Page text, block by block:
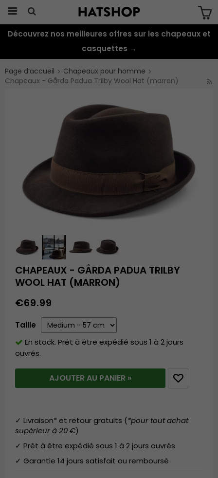
Découvrez nos meilleures offres sur les chapeaux et
casquettes →
Page d’accueil
Chapeaux pour homme
Chapeaux - Gårda Padua Trilby Wool Hat (marron)
CHAPEAUX - GÅRDA PADUA TRILBY
WOOL HAT (MARRON)
€69.99
Taille
En stock. Prêt à être expédié sous 1 à 2 jours
ouvrés.
AJOUTER AU PANIER »
✓ Livraison* et retour gratuits (*pour tout achat
supérieur à 20 €)
✓ Prêt à être expédié sous 1 à 2 jours ouvrés
✓ Garantie 14 jours satisfait ou remboursé